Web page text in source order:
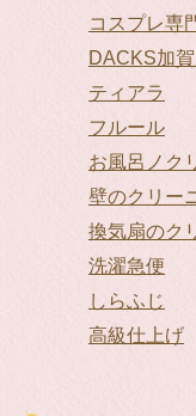
コスプレ専
DACKS加
ティアラ
フルール
お風呂ノク
壁のクリー
換気扇のク
洗濯急便
しらふじ
高級仕上げ